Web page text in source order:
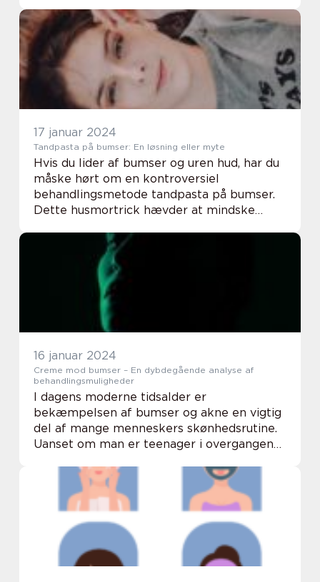
af, hvordan behandlingen og opfattelsen ...
17 januar 2024
Tandpasta på bumser: En løsning eller myte
Hvis du lider af bumser og uren hud, har du
måske hørt om en kontroversiel
behandlingsmetode tandpasta på bumser.
Dette husmortrick hævder at mindske
sværger til det som en hurtig og billig
løsning. Men er der vid...
16 januar 2024
Creme mod bumser – En dybdegående analyse af
behandlingsmuligheder
I dagens moderne tidsalder er
bekæmpelsen af bumser og akne en vigtig
del af mange menneskers skønhedsrutine.
Uanset om man er teenager i overgangen
hormonelle ubalancer, er bumser et
almindeligt problem, som mange...